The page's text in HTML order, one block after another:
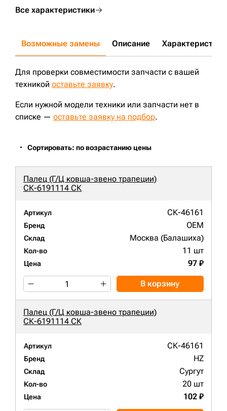
Все характеристики
Возможные замены Описание Характеристики
Для проверки совместимости запчасти с вашей
техникой оставьте заявку.
Если нужной модели техники или запчасти нет в
списке — оставьте заявку на подбор.
Сортировать: по возрастанию цены
Палец (Г/Ц ковша-звено трапеции)
СК-6191114 СК
Артикул СК-46161
Бренд OEM
Склад Москва (Балашиха)
Кол-во 11 шт
Цена 97 ₽
В корзину
Палец (Г/Ц ковша-звено трапеции)
СК-6191114 СК
Артикул СК-46161
Бренд HZ
Склад Сургут
Кол-во 20 шт
Цена 102 ₽